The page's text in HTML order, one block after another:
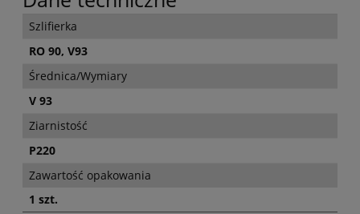
Szlifierka
RO 90, V93
Średnica/Wymiary
V 93
Ziarnistość
P220
Zawartość opakowania
1 szt.